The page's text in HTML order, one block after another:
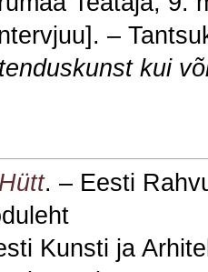
–
kui
. – Eesti
Kunsti ja